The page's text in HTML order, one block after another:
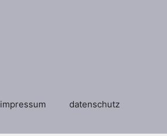
impressum datenschutz